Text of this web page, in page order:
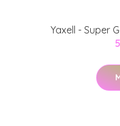
Yaxell - Super